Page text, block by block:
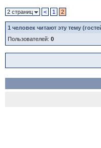
2 страниц < 1 2
1 человек читают эту тему
Пользователей: 0